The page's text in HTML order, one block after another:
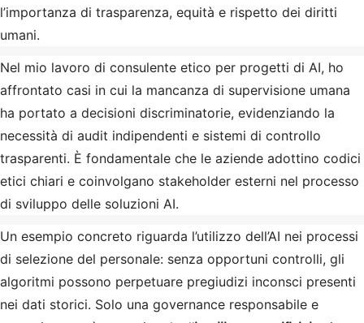
l’importanza di trasparenza, equità e rispetto dei diritti
umani.
Nel mio lavoro di consulente etico per progetti di AI, ho
affrontato casi in cui la mancanza di supervisione umana
ha portato a decisioni discriminatorie, evidenziando la
necessità di audit indipendenti e sistemi di controllo
trasparenti. È fondamentale che le aziende adottino codici
etici chiari e coinvolgano stakeholder esterni nel processo
di sviluppo delle soluzioni AI.
Un esempio concreto riguarda l’utilizzo dell’AI nei processi
di selezione del personale: senza opportuni controlli, gli
algoritmi possono perpetuare pregiudizi inconsci presenti
nei dati storici. Solo una governance responsabile e